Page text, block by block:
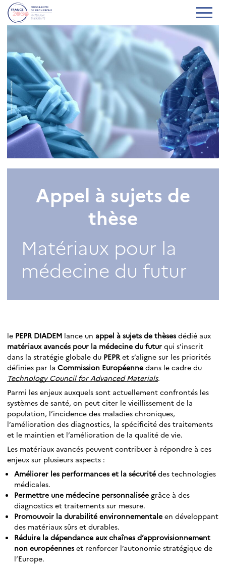
Appel à sujets de
thèse
Matériaux pour la
médecine du futur
le PEPR DIADEM lance un appel à sujets de thèses dédié aux
matériaux avancés pour la médecine du futur qui s’inscrit
dans la stratégie globale du PEPRet s’aligne sur les priorités
définies par la Commission Européenne dans le cadre du
Technology Council for Advanced Materials.
Parmi les enjeux auxquels sont actuellement confrontés les
systèmes de santé, on peut citer le vieillissement de la
population, l’incidence des maladies chroniques,
l’amélioration des diagnostics, la spécificité des traitements
et le maintien et l’amélioration de la qualité de vie.
Les matériaux avancés peuvent contribuer à répondre à ces
enjeux sur plusieurs aspects :
Améliorer les performances et la sécurité des technologies
médicales.
Permettre une médecine personnalisée grâce à des
diagnostics et traitements sur mesure.
Promouvoir la durabilité environnementale en développant
des matériaux sûrs et durables.
Réduire la dépendance aux chaînes d’approvisionnement
non européennes et renforcer l’autonomie stratégique de
l’Europe.